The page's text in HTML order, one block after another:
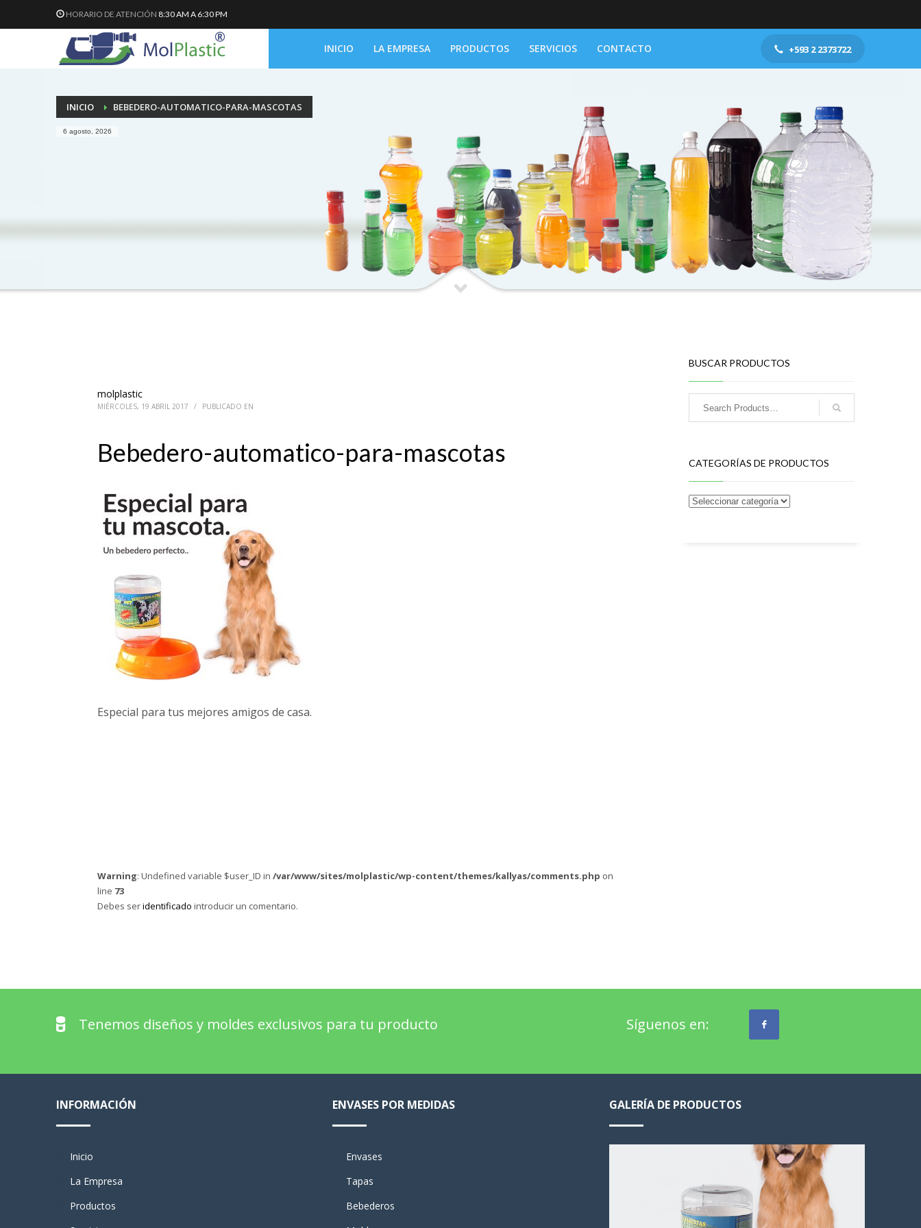
HORARIO DE ATENCIÓN 8:30 AM A 6:30 PM
INICIO LA EMPRESA PRODUCTOS SERVICIOS CONTACTO +593 2 2373722
INICIO BEBEDERO-AUTOMATICO-PARA-MASCOTAS
6 agosto, 2026
molplastic
MIÉRCOLES, 19 ABRIL 2017 / PUBLICADO EN
Bebedero-automatico-para-mascotas
Especial para tus mejores amigos de casa.
Warning: Undefined variable $user_ID in /var/www/sites/molplastic/wp-content/themes/kallyas/comments.php on
line 73
Debes seridentificado introducir un comentario.
BUSCAR PRODUCTOS
CATEGORÍAS DE PRODUCTOS
Tenemos diseños y moldes exclusivos para tu producto Síguenos en:
INFORMACIÓN
Inicio
La Empresa
Productos
ENVASES POR MEDIDAS
Envases
Tapas
Bebederos
GALERÍA DE PRODUCTOS